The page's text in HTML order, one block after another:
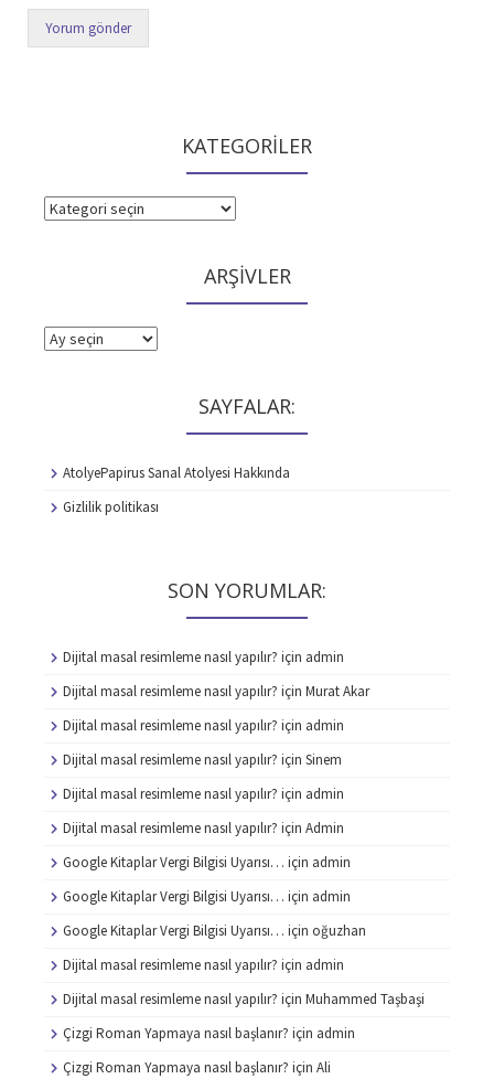
KATEGORİLER
KATEGORİLER
ARŞİVLER
ARŞİVLER
SAYFALAR:
AtolyePapirus Sanal Atolyesi Hakkında
Gizlilik politikası
SON YORUMLAR:
Dijital masal resimleme nasıl yapılır? için admin
Dijital masal resimleme nasıl yapılır? için Murat Akar
Dijital masal resimleme nasıl yapılır? için admin
Dijital masal resimleme nasıl yapılır? için Sinem
Dijital masal resimleme nasıl yapılır? için admin
Dijital masal resimleme nasıl yapılır? için Admin
Google Kitaplar Vergi Bilgisi Uyarısı… için admin
Google Kitaplar Vergi Bilgisi Uyarısı… için admin
Google Kitaplar Vergi Bilgisi Uyarısı… için oğuzhan
Dijital masal resimleme nasıl yapılır? için admin
Dijital masal resimleme nasıl yapılır? için Muhammed Taşbaşi
Çizgi Roman Yapmaya nasıl başlanır? için admin
Çizgi Roman Yapmaya nasıl başlanır? için Ali